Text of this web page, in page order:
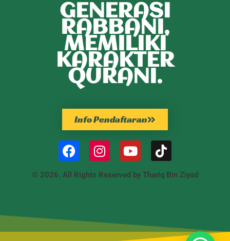
GENERASI
RABBANI,
MEMILIKI
KARAKTER
QURANI.
Info Pendaftaran
© 2026. All Rights Reserved by Thariq Bin Ziyad